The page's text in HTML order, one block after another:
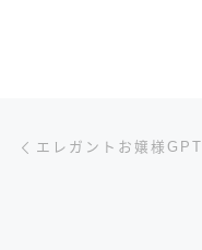
文章导航
エレガントお嬢様GPT